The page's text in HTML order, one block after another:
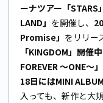
ーナツアー「STARS」
LAND」 を開催し、
Promise」 をリリー
「KINGDOM」開催
FOREVER ～ONE～
18日にはMINI
入っても、新作と大